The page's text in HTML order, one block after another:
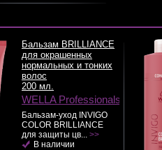
Бальзам BRILLIANCE
для окрашенных
нормальных и тонких
волос
200 мл.
WELLA Professionals
Бальзам-уход INVIGO
COLOR BRILLIANCE
для защиты цв... >>
В наличии